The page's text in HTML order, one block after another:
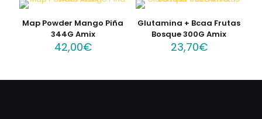
Map Powder Mango Piña
344G Amix
42,00€
Glutamina + Bcaa Frutas
Bosque 300G Amix
23,70€